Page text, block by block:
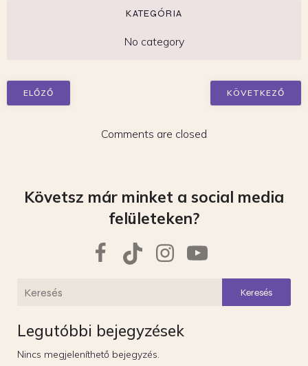
KATEGÓRIA
No category
ELŐZŐ KÖVETKEZŐ
Comments are closed
Követsz már minket a social media
felületeken?
Keresés
Legutóbbi bejegyzések
Nincs megjeleníthető bejegyzés.